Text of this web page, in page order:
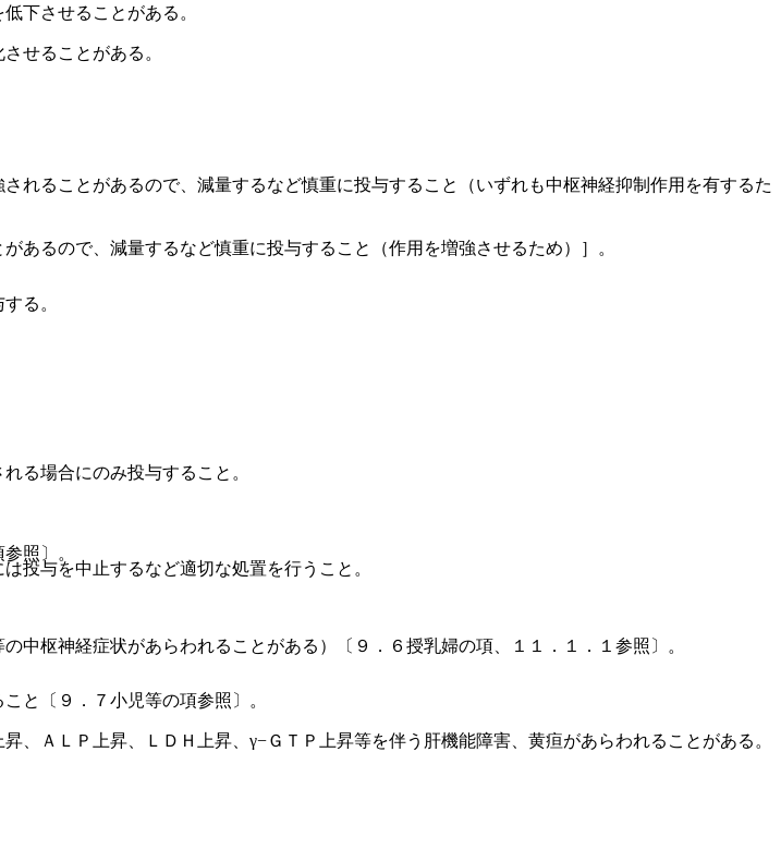
下させることがある。
せることがある。
ることがあるので、減量するなど慎重に投与すること（いずれも中枢神経抑制作用を有するた
るので、減量するなど慎重に投与すること（作用を増強させるため）］。
る場合にのみ投与すること。
照〕。
枢神経症状があらわれることがある）〔９．６授乳婦の項、１１．１．１参照〕。
る。
投与を中止するなど適切な処置を行うこと。
と〔９．７小児等の項参照〕。
ＡＬＰ上昇、ＬＤＨ上昇、γ−ＧＴＰ上昇等を伴う肝機能障害、黄疸があらわれることがある。